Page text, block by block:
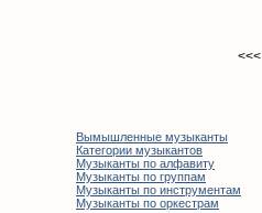
<<<
Вымышленные музыканты
Категории музыкантов
Музыканты по алфавиту
Музыканты по группам
Музыканты по инструментам
Музыканты по оркестрам